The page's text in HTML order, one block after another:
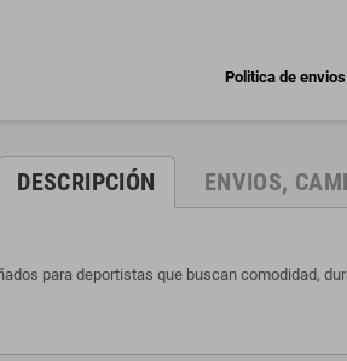
Politica de envios
DESCRIPCIÓN ENVIOS,
para deportistas que buscan comodidad,